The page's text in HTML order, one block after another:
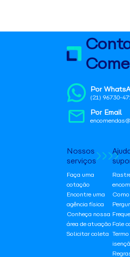
Por
(21) 96730-
Por Email
Nossos
serviços
Faça uma
cotação
Encontre uma
agência física
Conheça nossa
área de atuação
Solicitar coleta
Fale
Termo